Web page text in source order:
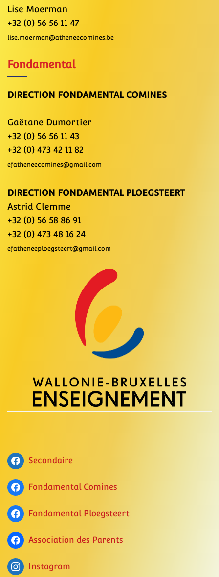
Lise Moerman
+32 (0) 56 56 11 47
lise.moerman@atheneecomines.be
Fondamental
DIRECTION FONDAMENTAL COMINES
Gaëtane Dumortier
+32 (0) 56 56 11 43
+32 (0) 473 42 11 82
efatheneecomines@gmail.com
DIRECTION FONDAMENTAL PLOEGSTEERT
Astrid Clemme
+32 (0) 56 58 86 91
+32 (0) 473 48 16 24
efatheneeploegsteert@gmail.com
Secondaire
Fondamental Comines
Fondamental Ploegsteert
Association des Parents
Instagram